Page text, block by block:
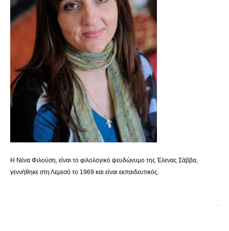
Η Νένα Φιλούση, είναι το φιλολογικό ψευδώνυμο της Έλενας Σάββα,
γεννήθηκε στη Λεμεσό το 1969 και είναι εκπαιδευτικός.